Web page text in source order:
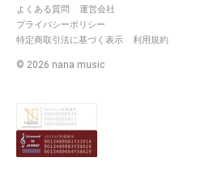
よくある質問
運営会社
プライバシーポリシー
特定商取引法に基づく表示
利用規約
© 2026 nana music